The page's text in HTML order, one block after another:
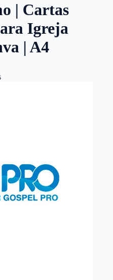
| Cartas
Igreja
| A4